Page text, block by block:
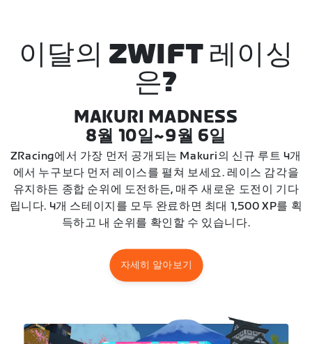
이달의 ZWIFT 레이싱
은?
MAKURI MADNESS
8월 10일~9월 6일
ZRacing에서 가장 먼저 공개되는 Makuri의 신규 루트 4개
에서 누구보다 먼저 레이스를 펼쳐 보세요. 레이스 감각을
유지하든 종합 순위에 도전하든, 매주 새로운 도전이 기다
립니다. 4개 스테이지를 모두 완료하면 최대 1,500 XP를 획
득하고 내 순위를 확인할 수 있습니다.
자세히 알아보기